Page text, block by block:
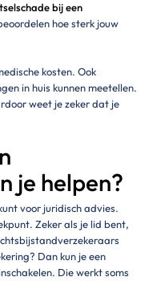
bij een
hoe sterk jouw
kosten. Ook
in huis kunnen meetellen.
weet je zeker dat je
je helpen?
voor juridisch advies.
Zeker als je lid bent,
Dan kun je een
Die werkt soms